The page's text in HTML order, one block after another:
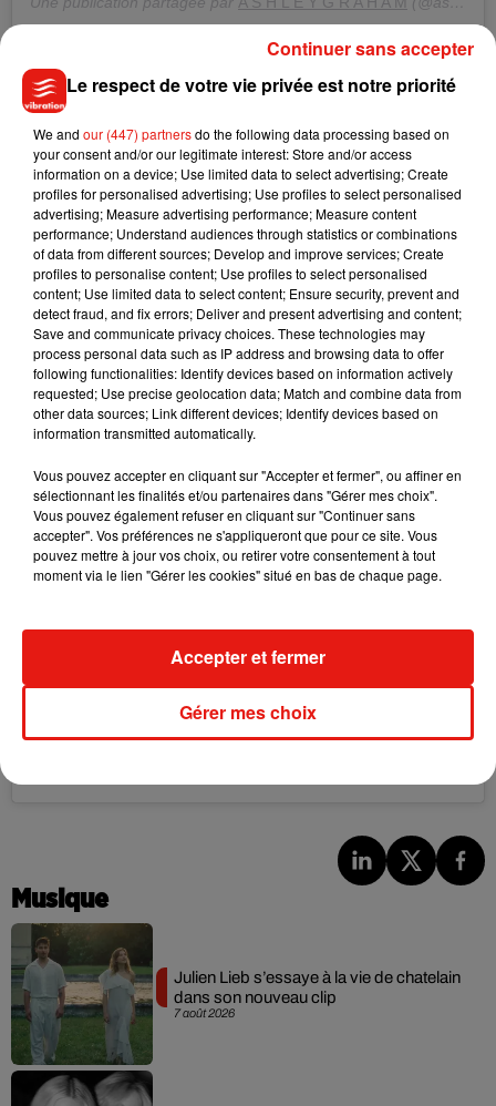
Rapidement, la publication a fait le tour des réseaux sociaux.
"Divine de jour en jour", "Tu es sublime", "On porte nos
vergetures avec fierté"
abonnés. Pourtant, ce n’est pas la première fois qu’Ashley
Graham tente de bouleverser lescodes de la beautéavec
une belle leçon debody positive. En août dernier, le top
mondialement connu avait déjà décidé d'exposer fièrement
ses vergetures aux yeux de tous, tandis qu'en janvier 2017,
elle écrivait surInstagram:"Je fais du sport. Je fais de mon
mieux pour bien manger. Je m’aime dans mon corps. Je n’ai
pas honte des bosses ou de la cellulite… Et vous ne devriez
pas avoir honte non plus". Bravo !
Musique
7 août 2026
Julien Lieb s’essaye à la vie de chatelain
dans son nouveau clip
Le respect de votre vie privée est notre priorité
We and our (447) partnersdo the following data processing based on
your consent and/or our legitimate interest: Store and/or access
information on a device; Use limited data to select advertising; Create
profiles for personalised advertising; Use profiles to select personalised
advertising; Measure advertising performance; Measure content
performance; Understand audiences through statistics or combinations
of data from different sources; Develop and improve services; Create
profiles to personalise content; Use profiles to select personalised
content; Use limited data to select content; Ensure security, prevent and
detect fraud, and fix errors; Deliver and present advertising and content;
Save and communicate privacy choices. These technologies may
process personal data such as IP address and browsing data to offer
following functionalities: Identify devices based on information actively
requested; Use precise geolocation data; Match and combine data from
other data sources; Link different devices; Identify devices based on
information transmitted automatically.
Vous pouvez accepter en cliquant sur "Accepter et fermer", ou affiner en
sélectionnant les finalités et/ou partenaires dans "Gérer mes choix".
Vous pouvez également refuser en cliquant sur "Continuer sans
accepter". Vos préférences ne s'appliqueront que pour ce site. Vous
pouvez mettre à jour vos choix, ou retirer votre consentement à tout
moment via le lien "Gérer les cookies" situé en bas de chaque page.
Gérer mes choix
Accepter et fermer
Continuer sans accepter